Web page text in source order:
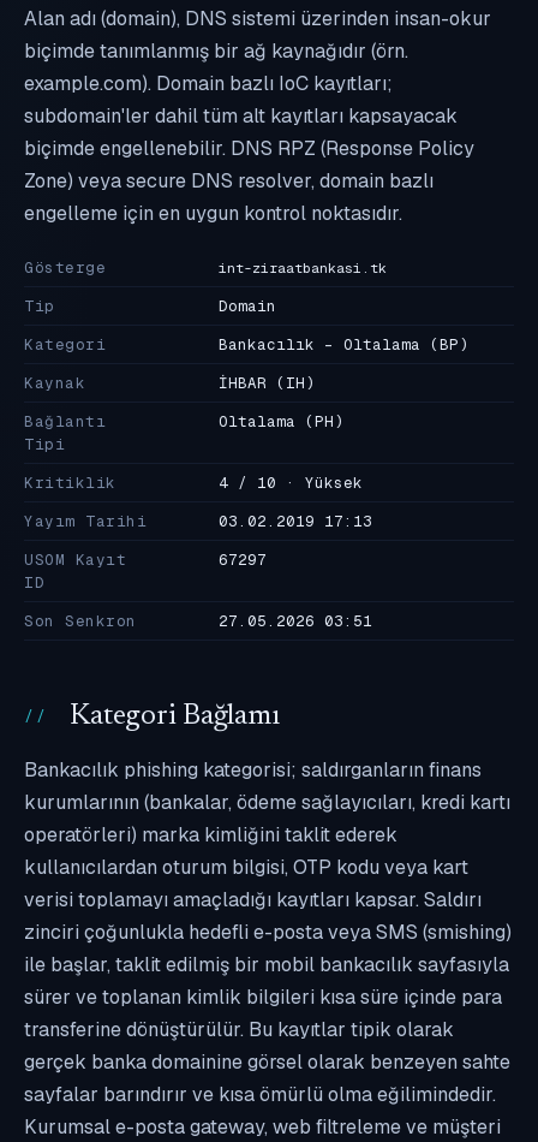
Alan adı (domain), DNS sistemi üzerinden insan-okur
biçimde tanımlanmış bir ağ kaynağıdır (örn.
example.com). Domain bazlı IoC kayıtları;
subdomain'ler dahil tüm alt kayıtları kapsayacak
biçimde engellenebilir. DNS RPZ (Response Policy
Zone) veya secure DNS resolver, domain bazlı
engelleme için en uygun kontrol noktasıdır.
Gösterge int-ziraatbankasi.tk
Tip
Domain
Kategori
Bankacılık - Oltalama (BP)
Kaynak
İHBAR (IH)
Bağlantı
Tipi
Oltalama (PH)
Kritiklik
4 / 10 · Yüksek
Yayım Tarihi
03.02.2019 17:13
USOM Kayıt
ID
67297
Son Senkron 27.05.2026 03:51
Kategori Bağlamı
Bankacılık phishing kategorisi; saldırganların finans
kurumlarının (bankalar, ödeme sağlayıcıları, kredi kartı
operatörleri) marka kimliğini taklit ederek
kullanıcılardan oturum bilgisi, OTP kodu veya kart
verisi toplamayı amaçladığı kayıtları kapsar. Saldırı
zinciri çoğunlukla hedefli e-posta veya SMS (smishing)
ile başlar, taklit edilmiş bir mobil bankacılık sayfasıyla
sürer ve toplanan kimlik bilgileri kısa süre içinde para
transferine dönüştürülür. Bu kayıtlar tipik olarak
gerçek banka domainine görsel olarak benzeyen sahte
sayfalar barındırır ve kısa ömürlü olma eğilimindedir.
Kurumsal e-posta gateway, web filtreleme ve müşteri